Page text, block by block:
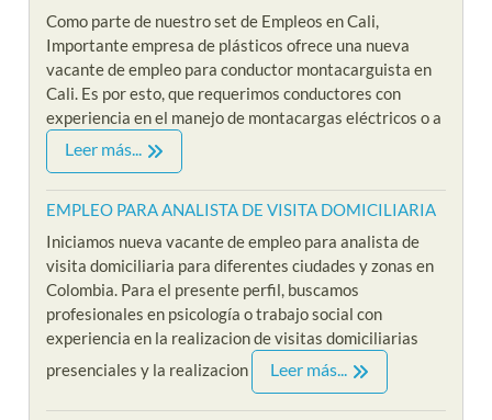
Como parte de nuestro set de Empleos en Cali,
Importante empresa de plásticos ofrece una nueva
vacante de empleo para conductor montacarguista en
Cali. Es por esto, que requerimos conductores con
experiencia en el manejo de montacargas eléctricos o a
Leer más...
EMPLEO PARA ANALISTA DE VISITA DOMICILIARIA
Iniciamos nueva vacante de empleo para analista de
visita domiciliaria para diferentes ciudades y zonas en
Colombia. Para el presente perfil, buscamos
profesionales en psicología o trabajo social con
experiencia en la realizacion de visitas domiciliarias
presenciales y la realizacion
Leer más...